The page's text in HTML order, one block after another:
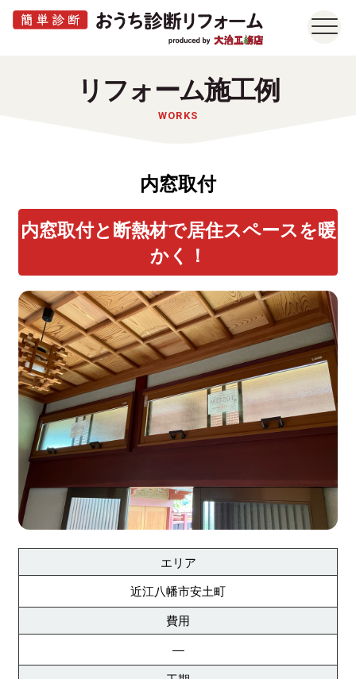
リフォーム施工例
WORKS
内窓取付
内窓取付と断熱材で居住スペースを暖
かく！
エリア
近江八幡市安土町
費用
―